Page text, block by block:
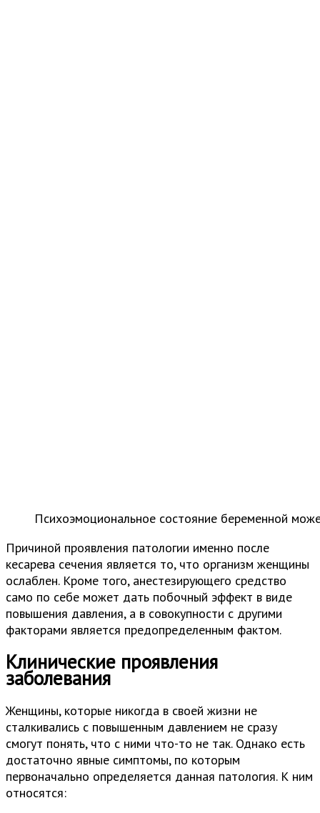
Психоэмоциональное состояние беременной
Причиной проявления патологии именно после
кесарева сечения является то, что организм женщины
ослаблен. Кроме того, анестезирующего средство
само по себе может дать побочный эффект в виде
повышения давления, а в совокупности с другими
факторами является предопределенным фактом.
Клинические проявления
заболевания
Женщины, которые никогда в своей жизни не
сталкивались с повышенным давлением не сразу
смогут понять, что с ними что-то не так. Однако есть
достаточно явные симптомы, по которым
первоначально определяется данная патология. К ним
относятся: